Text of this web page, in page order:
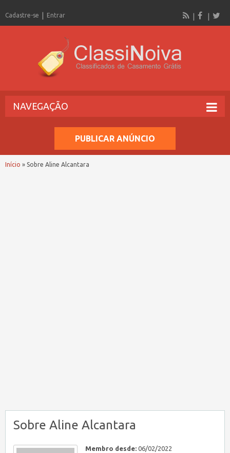
Cadastre-se Entrar
NAVEGAÇÃO
PUBLICAR ANÚNCIO
Início » Sobre Aline Alcantara
Sobre Aline Alcantara
Membro desde: 06/02/2022